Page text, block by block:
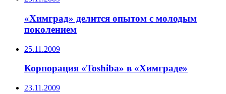
«Химград» делится опытом с молодым
поколением
25.11.2009
Корпорация «Toshiba» в «Химграде»
23.11.2009